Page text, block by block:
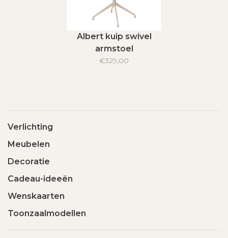
Albert kuip swivel
armstoel
€329,00
Verlichting
Meubelen
Decoratie
Cadeau-ideeën
Wenskaarten
Toonzaalmodellen